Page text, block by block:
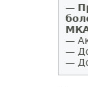
—
—
—
—